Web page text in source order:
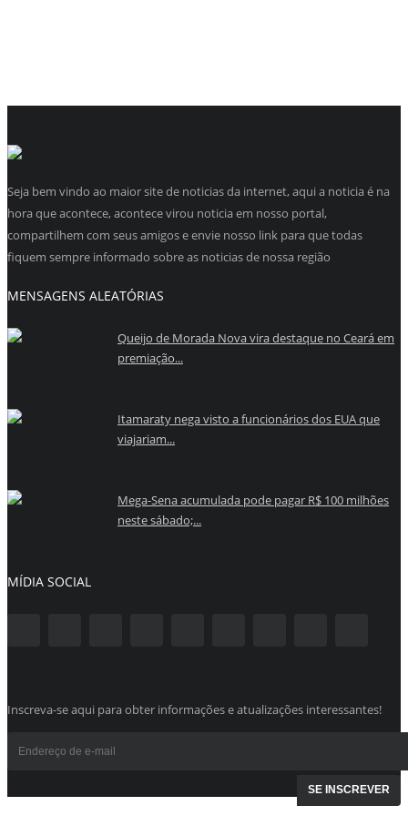
Seja bem vindo ao maior site de noticias da internet, aqui a noticia é na
hora que acontece, acontece virou noticia em nosso portal,
compartilhem com seus amigos e envie nosso link para que todas
fiquem sempre informado sobre as noticias de nossa região
MENSAGENS ALEATÓRIAS
Queijo de Morada Nova vira destaque no Ceará em
premiação...
Itamaraty nega visto a funcionários dos EUA que
viajariam...
Mega-Sena acumulada pode pagar R$ 100 milhões
neste sábado;...
MÍDIA SOCIAL
Inscreva-se aqui para obter informações e atualizações interessantes!